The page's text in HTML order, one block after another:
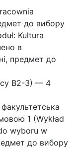
до вибору
Kultura
в
предмет до
B2-3) — 4
1 (Wykład
wyboru w
до вибору